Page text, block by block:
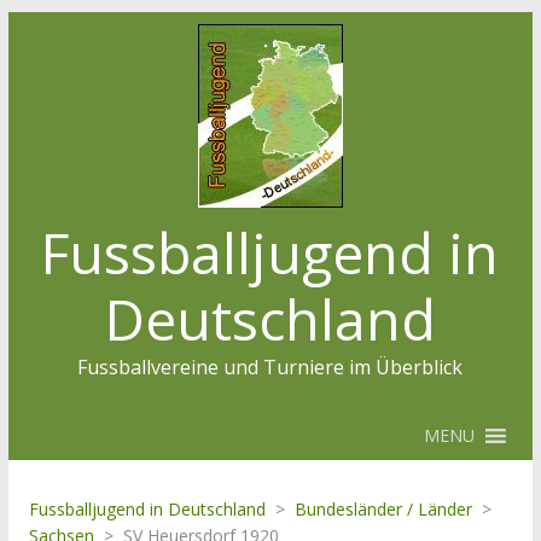
Fussballjugend in
Deutschland
Fussballvereine und Turniere im Überblick
MENU
Fussballjugend in Deutschland > Bundesländer / Länder >
Sachsen > SV Heuersdorf 1920